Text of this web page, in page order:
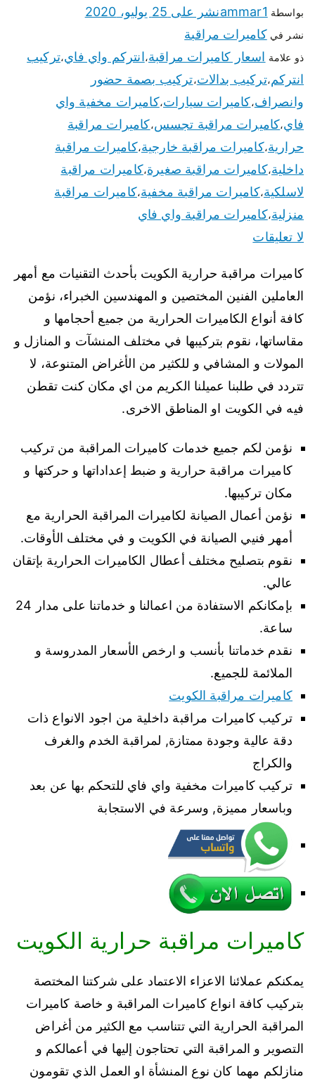
بواسطة ammar1نشر على 25 يوليو، 2020
نشر في كاميرات مراقبة
ذو علامة اسعار كاميرات مراقبة،انتركم واي فاي،تركيب
انتركم،تركيب بدالات،تركيب بصمة حضور
وانصراف،كاميرات سيارات،كاميرات مخفية واي
فاي،كاميرات مراقبة تجسس،كاميرات مراقبة
حرارية،كاميرات مراقبة خارجية،كاميرات مراقبة
داخلية،كاميرات مراقبة صغيرة،كاميرات مراقبة
لاسلكية،كاميرات مراقبة مخفية،كاميرات مراقبة
منزلية،كاميرات مراقبة واي فاي
لا تعليقات
كاميرات مراقبة حرارية الكويت بأحدث التقنيات مع أمهر
العاملين الفنين المختصين و المهندسين الخبراء، نؤمن
كافة أنواع الكاميرات الحرارية من جميع أحجامها و
مقاساتها، نقوم بتركيبها في مختلف المنشآت و المنازل و
المولات و المشافي و للكثير من الأغراض المتنوعة، لا
تتردد في طلبنا عميلنا الكريم من اي مكان كنت تقطن
فيه في الكويت او المناطق الاخرى.
نؤمن لكم جميع خدمات كاميرات المراقبة من تركيب
كاميرات مراقبة حرارية و ضبط إعداداتها و حركتها و
مكان تركيبها.
نؤمن أعمال الصيانة لكاميرات المراقبة الحرارية مع
أمهر فنيي الصيانة في الكويت و في مختلف الأوقات.
نقوم بتصليح مختلف أعطال الكاميرات الحرارية بإتقان
عالي.
بإمكانكم الاستفادة من اعمالنا و خدماتنا على مدار 24
ساعة.
نقدم خدماتنا بأنسب و ارخص الأسعار المدروسة و
الملائمة للجميع.
كاميرات مراقبة الكويت
تركيب كاميرات مراقبة داخلية من اجود الانواع ذات
دقة عالية وجودة ممتازة, لمراقبة الخدم والغرف
والكراج
تركيب كاميرات مخفية واي فاي للتحكم بها عن بعد
وباسعار مميزة, وسرعة في الاستجابة
كاميرات مراقبة حرارية الكويت
يمكنكم عملائنا الاعزاء الاعتماد على شركتنا المختصة
بتركيب كافة انواع كاميرات المراقبة و خاصة كاميرات
المراقبة الحرارية التي تتناسب مع الكثير من أغراض
التصوير و المراقبة التي تحتاجون إليها في أعمالكم و
منازلكم مهما كان نوع المنشأة او العمل الذي تقومون